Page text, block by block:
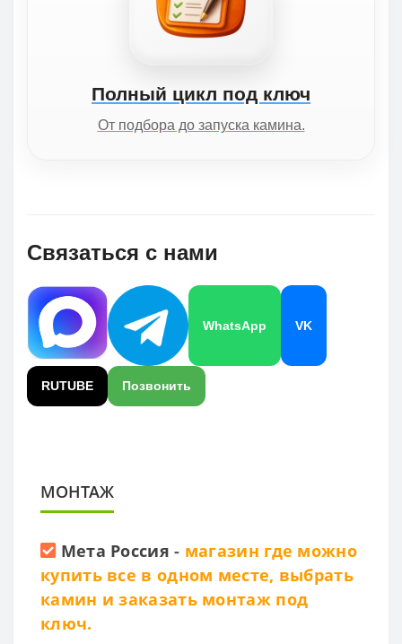
Полный цикл под ключ
От подбора до запуска камина.
Связаться с нами
WhatsApp VK
RUTUBE Позвонить
МОНТАЖ
Мета Россия - магазин где можно
купить все в одном месте, выбрать
камин и заказать монтаж под
ключ.